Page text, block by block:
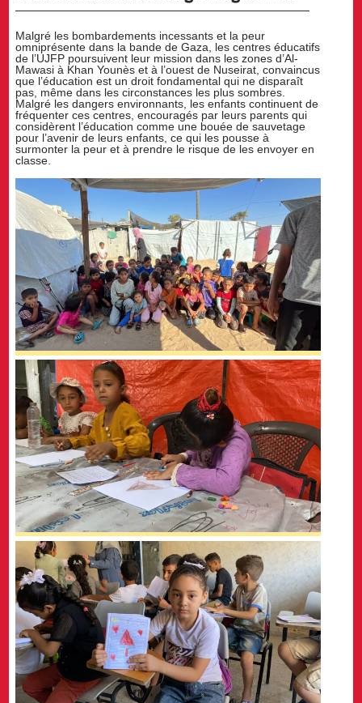
Malgré les bombardements incessants et la peur
omniprésente dans la bande de Gaza, les centres éducatifs
de l’UJFP poursuivent leur mission dans les zones d’Al-
Mawasi à Khan Younès et à l’ouest de Nuseirat, convaincus
que l’éducation est un droit fondamental qui ne disparaît
pas, même dans les circonstances les plus sombres.
Malgré les dangers environnants, les enfants continuent de
fréquenter ces centres, encouragés par leurs parents qui
considèrent l’éducation comme une bouée de sauvetage
pour l’avenir de leurs enfants, ce qui les pousse à
surmonter la peur et à prendre le risque de les envoyer en
classe.